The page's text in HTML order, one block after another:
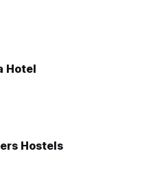
Hotel
Hostels